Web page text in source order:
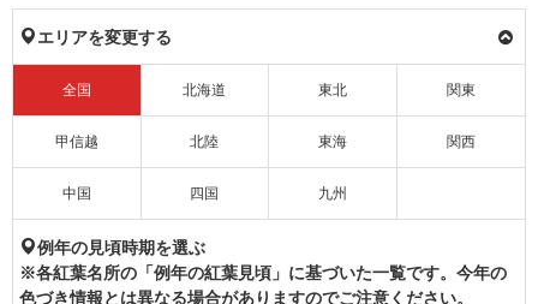
エリアを変更する
全国 北海道 東北 関東
甲信越 北陸 東海 関西
中国 四国 九州
例年の見頃時期を選ぶ
※各紅葉名所の「例年の紅葉見頃」に基づいた一覧です。今年の
色づき情報とは異なる場合がありますのでご注意ください。